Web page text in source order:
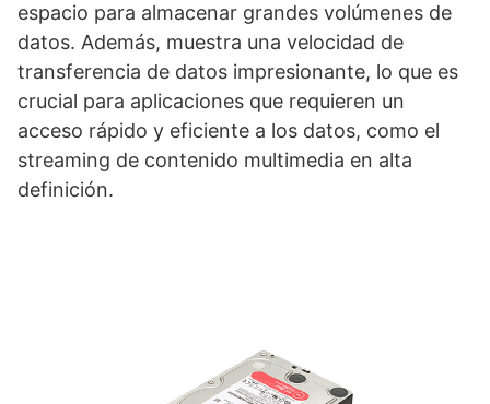
espacio para almacenar grandes volúmenes de
datos. Además, muestra una velocidad de
transferencia de datos impresionante, lo que es
crucial para aplicaciones que requieren un
acceso rápido y eficiente a los datos, como el
streaming de contenido multimedia en alta
definición.